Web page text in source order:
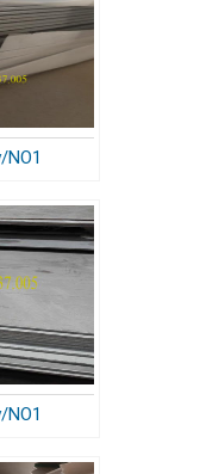
NO1
NO1